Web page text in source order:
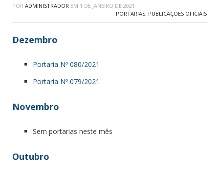
POR ADMINISTRADOR EM 1 DE JANEIRO DE 2021
PORTARIAS, PUBLICAÇÕES OFICIAIS
Dezembro
Portaria Nº 080/2021
Portaria Nº 079/2021
Novembro
Sem portarias neste mês
Outubro